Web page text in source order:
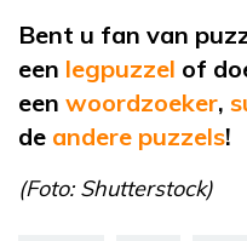
Bent u fan van
een legpuzzel of
een woordzoeker,
de andere puzzels!
(Foto: Shutterstock)